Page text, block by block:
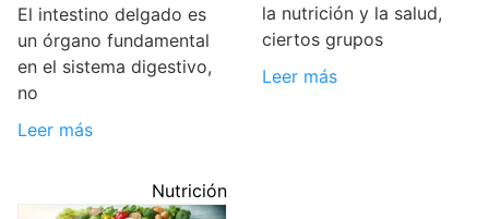
El intestino delgado es
un órgano fundamental
en el sistema digestivo,
no
Leer más
la nutrición y la salud,
ciertos grupos
Leer más
Nutrición